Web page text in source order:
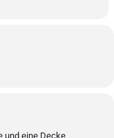
und eine Decke